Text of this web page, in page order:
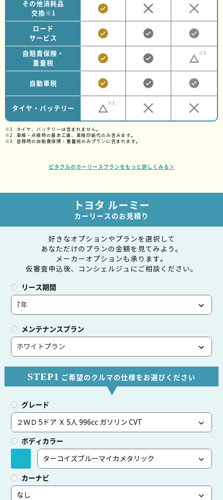
その他消耗品
交換※1
ロード
サービス
自賠責保険・
重量税
※3
自動車税
タイヤ・バッテリー
※1
タイヤ、バッテリーは含まれません。
車検・点検時の基本工賃、車検印紙代のみ含みます。
登録時の自賠責保険・重量税のみプランに含まれます。
ピタクルのカーリースプランをもっと詳しくみる＞
トヨタ ルーミー
カーリースのお見積り
好きなオプションやプランを選択して
あなただけのプランの金額を見てみよう。
メーカーオプションも承ります。
仮審査申込後、コンシェルジュにご相談ください。
リース期間
メンテナンスプラン
STEP1 ご希望のクルマの仕様をお選びください
グレード
ボディカラー
カーナビ